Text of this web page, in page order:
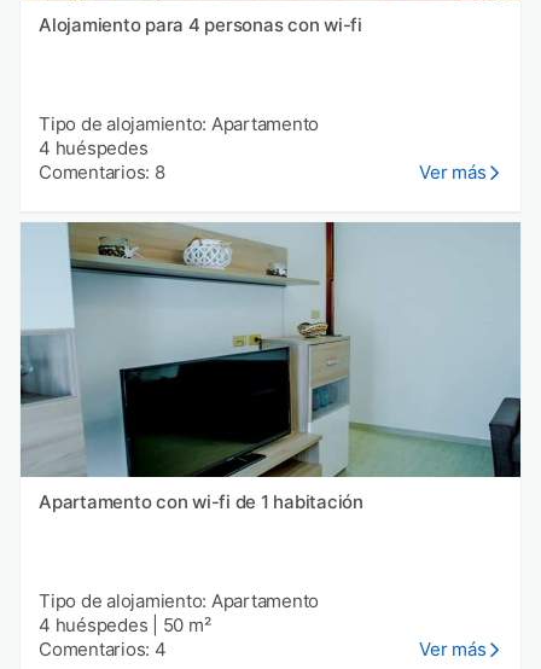
Alojamiento para 4 personas con wi-fi
Tipo de alojamiento: Apartamento
4 huéspedes
Comentarios: 8
Ver más
Apartamento con wi-fi de 1 habitación
Tipo de alojamiento: Apartamento
4 huéspedes
50 m²
Comentarios: 4
Ver más